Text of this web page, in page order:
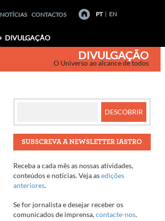
NOTÍCIAS CONTACTOS PT EN
DIVULGAÇÃO
DIVULGAÇÃO
O Universo ao alcance de todos
SUBSCREVA A NEWSLETTER IASTRO
Receba a cada mês as nossas atividades,
conteúdos e notícias. Veja asedições
anteriores.
Se for jornalista e desejar receber os
comunicados de imprensa,contacte-nos.